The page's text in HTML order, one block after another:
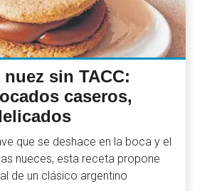
sin TACC:
caseros,
que se deshace en la boca y el
nueces, esta receta propone
de un clásico argentino